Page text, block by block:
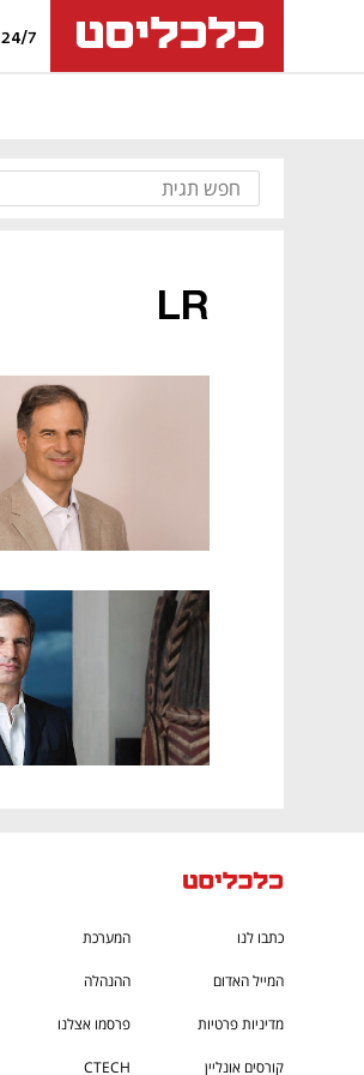
24/7
LR
כתבו לנו המערכת
המייל האדום ההנהלה
מדיניות פרטיות פרסמו אצלנו
קורסים אונליין CTECH